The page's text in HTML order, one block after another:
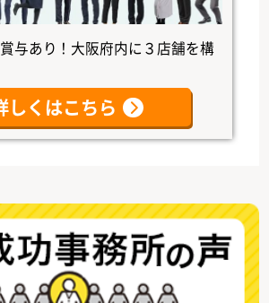
与あり！大阪府内に３店舗を構
しくはこちら